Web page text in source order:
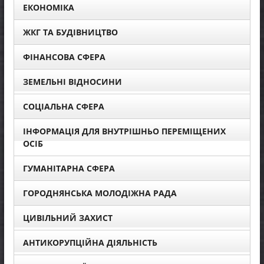
ЕКОНОМІКА
ЖКГ ТА БУДІВНИЦТВО
ФІНАНСОВА СФЕРА
ЗЕМЕЛЬНІ ВІДНОСИНИ
СОЦІАЛЬНА СФЕРА
ІНФОРМАЦІЯ ДЛЯ ВНУТРІШНЬО ПЕРЕМІЩЕНИХ
ОСІБ
ГУМАНІТАРНА СФЕРА
ГОРОДНЯНСЬКА МОЛОДІЖНА РАДА
ЦИВІЛЬНИЙ ЗАХИСТ
АНТИКОРУПЦІЙНА ДІЯЛЬНІСТЬ